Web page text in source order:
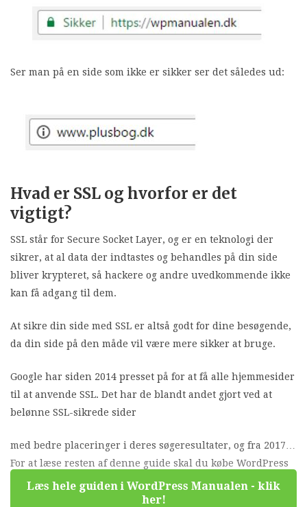
Ser man på en side som ikke er sikker ser det således ud:
Hvad er SSL og hvorfor er det
vigtigt?
SSL står for Secure Socket Layer, og er en teknologi der
sikrer, at al data der indtastes og behandles på din side
bliver krypteret, så hackere og andre uvedkommende ikke
kan få adgang til dem.
At sikre din side med SSL er altså godt for dine besøgende,
da din side på den måde vil være mere sikker at bruge.
Google har siden 2014 presset på for at få alle hjemmesider
til at anvende SSL. Det har de blandt andet gjort ved at
belønne SSL-sikrede sider
med bedre placeringer i deres søgeresultater, og fra 2017…
For at læse resten af denne guide skal du købe WordPress
Manualen som e-bog. WordPress Manualen er en bog om
WordPress for begyndere, som hjælper dig med at lave din
Læs hele guiden i WordPress Manualen - klik
her!